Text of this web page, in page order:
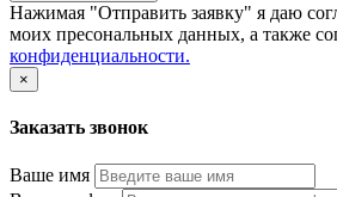
Нажимая "Отправить заявку" я даю
моих пресональных данных, а также
конфиденциальности.
×
Заказать звонок
Ваше имя